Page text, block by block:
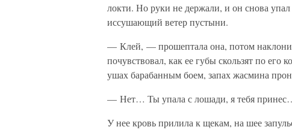
локти. Но руки не держали, и он снова
иссушающий ветер пустыни.
— Клей, — прошептала она, потом
почувствовал, как ее губы скользят по
ушах барабанным боем, запах жасмина
— Нет… Ты упала с лошади, я тебя
У нее кровь прилила к щекам, на шее